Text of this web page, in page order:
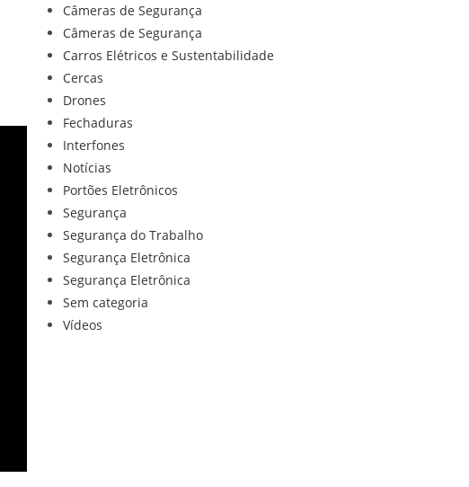
Câmeras de Segurança
Câmeras de Segurança
Carros Elétricos e Sustentabilidade
Cercas
Drones
Fechaduras
Interfones
Notícias
Portões Eletrônicos
Segurança
Segurança do Trabalho
Segurança Eletrônica
Segurança Eletrônica
Sem categoria
Vídeos